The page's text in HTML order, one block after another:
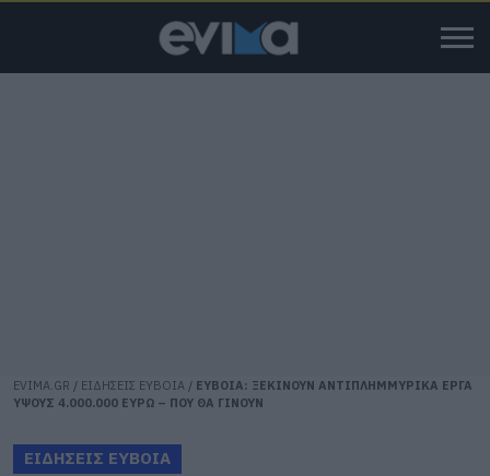
EVIMA.GR / ΕΙΔΗΣΕΙΣ ΕΥΒΟΙΑ / ΕΥΒΟΙΑ: ΞΕΚΙΝΟΥΝ ΑΝΤΙΠΛΗΜΜΥΡΙΚΑ ΕΡΓΑ
ΥΨΟΥΣ 4.000.000 ΕΥΡΩ – ΠΟΥ ΘΑ ΓΙΝΟΥΝ
ΕΙΔΗΣΕΙΣ ΕΥΒΟΙΑ